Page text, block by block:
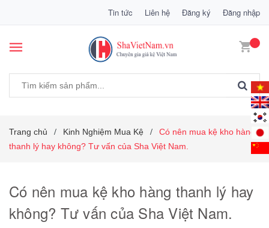
Tin tức Liên hệ Đăng ký Đăng nhập
Trang chủ / Kinh Nghiệm Mua Kệ /
Có nên mua kệ kho hàng
thanh lý hay không? Tư vấn của Sha Việt Nam.
Có nên mua kệ kho hàng thanh lý hay
không? Tư vấn của Sha Việt Nam.